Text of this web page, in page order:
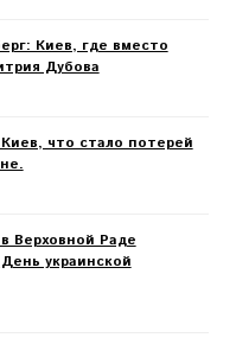
Киев, где вместо
Дубова
что стало потерей
Верховной Раде
украинской